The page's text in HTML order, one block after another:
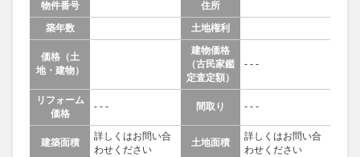
物件番号
住所
築年数
土地権利
価格（土
地・建物）
建物価格
（古民家鑑
定査定額）
- - -
リフォーム
価格
- - - 間取り - - -
建築面積
詳しくはお問い合
わせください
土地面積
詳しくはお問い合
わせください